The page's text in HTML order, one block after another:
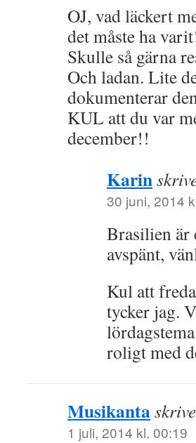
OJ, vad läckert
det måste ha
Skulle så gärna
Och ladan. Lite
dokumenterar
KUL att du var
december!!
Karin
30 juni, 2014
Brasilien är
avspänt,
Kul att
tycker jag.
roligt med
Musikanta
1 juli, 2014 kl. 00:19